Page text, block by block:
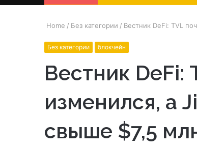
Home / Без категории / Вестник DeFi: TVL
Без категории блокчейн
Вестник DeFi:
изменился, а
свыше $7,5